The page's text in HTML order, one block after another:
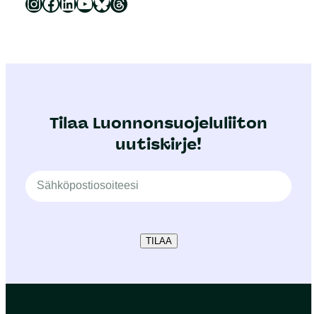
Tilaa Luonnonsuojeluliiton
uutiskirje!
TILAA